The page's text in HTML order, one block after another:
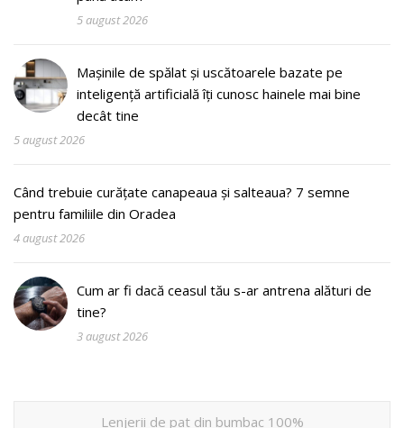
5 august 2026
Mașinile de spălat și uscătoarele bazate pe
inteligență artificială îți cunosc hainele mai bine
decât tine
5 august 2026
Când trebuie curățate canapeaua și salteaua? 7 semne
pentru familiile din Oradea
4 august 2026
Cum ar fi dacă ceasul tău s-ar antrena alături de
tine?
3 august 2026
Lenjerii de pat din bumbac 100%